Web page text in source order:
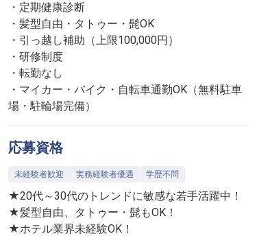
・定期健康診断
・髪型自由・タトゥー・髭OK
・引っ越し補助（上限100,000円）
・研修制度
・転勤なし
・マイカー・バイク・自転車通勤OK（無料駐車
場・駐輪場完備）
応募資格
未経験者歓迎 実務経験者優遇 学歴不問
★20代～30代のトレンドに敏感な若手活躍中！
★髪型自由、タトゥー・髭もOK！
★ホテル業界未経験OK！